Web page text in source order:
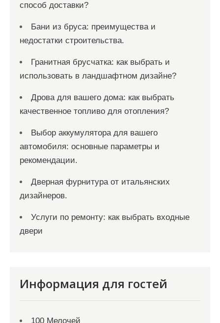
способ доставки?
Бани из бруса: преимущества и
недостатки строительства.
Гранитная брусчатка: как выбрать и
использовать в ландшафтном дизайне?
Дрова для вашего дома: как выбрать
качественное топливо для отопления?
Выбор аккумулятора для вашего
автомобиля: основные параметры и
рекомендации.
Дверная фурнитура от итальянских
дизайнеров.
Услуги по ремонту: как выбрать входные
двери
Информация для гостей
100 Мелочей